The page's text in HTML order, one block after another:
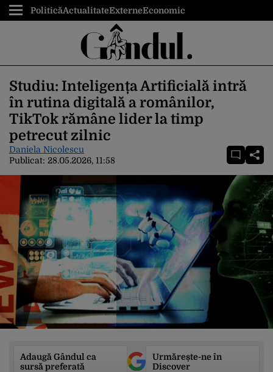
PoliticăActualitateExterneEconomic
Studiu: Inteligența Artificială intră
în rutina digitală a românilor,
TikTok rămâne lider la timp
petrecut zilnic
Daniela Nicolescu
Publicat: 28.05.2026, 11:58
Adaugă Gândul ca
sursă preferată
Urmărește-ne în
Discover